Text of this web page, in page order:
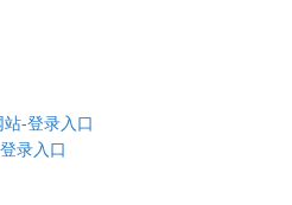
-登录入口
录入口